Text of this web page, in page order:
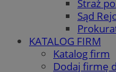
Straż
Sąd
KATALOG FIRM
Katalog firm
Dodaj firmę